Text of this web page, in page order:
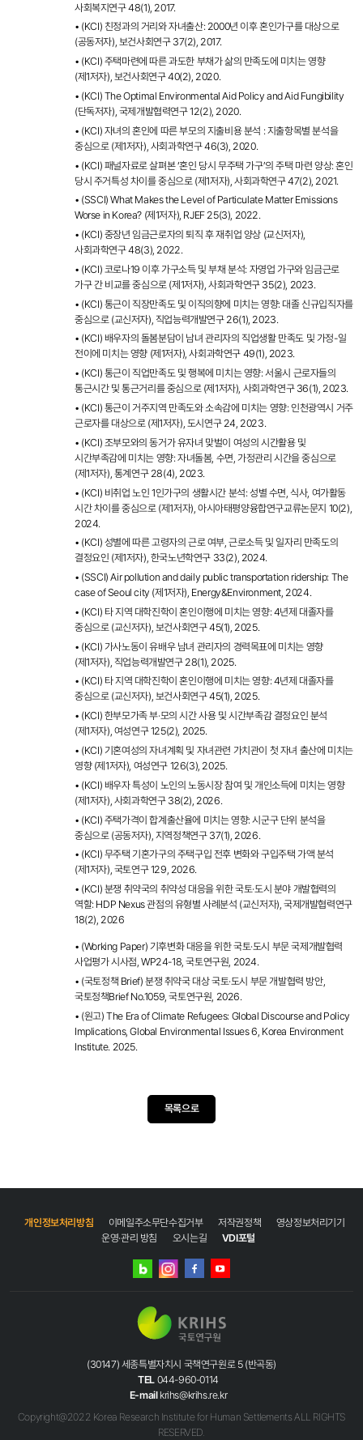
사회복지연구 48(1), 2017.
• (KCI) 친정과의 거리와 자녀출산: 2000년 이후 혼인가구를 대상으로
(공동저자), 보건사회연구 37(2), 2017.
• (KCI) 주택마련에 따른 과도한 부채가 삶의 만족도에 미치는 영향
(제1저자), 보건사회연구 40(2), 2020.
• (KCI) The Optimal Environmental Aid Policy and Aid Fungibility
(단독저자), 국제개발협력연구 12(2), 2020.
• (KCI) 자녀의 혼인에 따른 부모의 지출비용 분석 : 지출항목별 분석을
중심으로 (제1저자), 사회과학연구 46(3), 2020.
• (KCI) 패널자료로 살펴본 ‘혼인 당시 무주택 가구’의 주택 마련 양상: 혼인
당시 주거특성 차이를 중심으로 (제1저자), 사회과학연구 47(2), 2021.
• (SSCI) What Makes the Level of Particulate Matter Emissions
Worse in Korea? (제1저자), RJEF 25(3), 2022.
• (KCI) 중장년 임금근로자의 퇴직 후 재취업 양상 (교신저자),
사회과학연구 48(3), 2022.
• (KCI) 코로나19 이후 가구소득 및 부채 분석: 자영업 가구와 임금근로
가구 간 비교를 중심으로 (제1저자), 사회과학연구 35(2), 2023.
• (KCI) 통근이 직장만족도 및 이직의향에 미치는 영향: 대졸 신규입직자를
중심으로 (교신저자), 직업능력개발연구 26(1), 2023.
• (KCI) 배우자의 돌봄분담이 남녀 관리자의 직업생활 만족도 및 가정-일
전이에 미치는 영향 (제1저자), 사회과학연구 49(1), 2023.
• (KCI) 통근이 직업만족도 및 행복에 미치는 영향: 서울시 근로자들의
통근시간 및 통근거리를 중심으로 (제1저자), 사회과학연구 36(1), 2023.
• (KCI) 통근이 거주지역 만족도와 소속감에 미치는 영향: 인천광역시 거주
근로자를 대상으로 (제1저자), 도시연구 24, 2023.
• (KCI) 조부모와의 동거가 유자녀 맞벌이 여성의 시간활용 및
시간부족감에 미치는 영향: 자녀돌봄, 수면, 가정관리 시간을 중심으로
(제1저자), 통계연구 28(4), 2023.
• (KCI) 비취업 노인 1인가구의 생활시간 분석: 성별 수면, 식사, 여가활동
시간 차이를 중심으로 (제1저자), 아시아태평양융합연구교류논문지 10(2),
2024.
• (KCI) 성별에 따른 고령자의 근로 여부, 근로소득 및 일자리 만족도의
결정요인 (제1저자), 한국노년학연구 33(2), 2024.
• (SSCI) Air pollution and daily public transportation ridership: The
case of Seoul city (제1저자), Energy&Environment, 2024.
• (KCI) 타 지역 대학진학이 혼인이행에 미치는 영향: 4년제 대졸자를
중심으로 (교신저자), 보건사회연구 45(1), 2025.
• (KCI) 가사노동이 유배우 남녀 관리자의 경력목표에 미치는 영향
(제1저자), 직업능력개발연구 28(1), 2025.
• (KCI) 타 지역 대학진학이 혼인이행에 미치는 영향: 4년제 대졸자를
중심으로 (교신저자), 보건사회연구 45(1), 2025.
• (KCI) 한부모가족 부·모의 시간 사용 및 시간부족감 결정요인 분석
(제1저자), 여성연구 125(2), 2025.
• (KCI) 기혼여성의 자녀계획 및 자녀관련 가치관이 첫 자녀 출산에 미치는
영향 (제1저자), 여성연구 126(3), 2025.
• (KCI) 배우자 특성이 노인의 노동시장 참여 및 개인소득에 미치는 영향
(제1저자), 사회과학연구 38(2), 2026.
• (KCI) 주택가격이 합계출산율에 미치는 영향: 시군구 단위 분석을
중심으로 (공동저자), 지역정책연구 37(1), 2026.
• (KCI) 무주택 기혼가구의 주택구입 전후 변화와 구입주택 가액 분석
(제1저자), 국토연구 129, 2026.
• (KCI) 분쟁 취약국의 취약성 대응을 위한 국토·도시 분야 개발협력의
역할: HDP Nexus 관점의 유형별 사례분석 (교신저자), 국제개발협력연구
18(2), 2026
• (Working Paper) 기후변화 대응을 위한 국토·도시 부문 국제개발협력
사업평가 시사점, WP24-18, 국토연구원, 2024.
• (국토정책 Brief) 분쟁 취약국 대상 국토·도시 부문 개발협력 방안,
국토정책Brief No.1059, 국토연구원, 2026.
• (원고) The Era of Climate Refugees: Global Discourse and Policy
Implications, Global Environmental Issues 6, Korea Environment
Institute. 2025.
목록으로
개인정보처리방침 이메일주소무단수집거부 저작권정책
영상정보처리기기
운영·관리 방침
오시는길 VDI포털
네이버
인스타그램
(30147) 세종특별자치시 국책연구원로 5 (반곡동)
TEL 044-960-0114
E-mail krihs@krihs.re.kr
Copyright@2022 Korea Research Institute for Human Settlements ALL RIGHTS
RESERVED.